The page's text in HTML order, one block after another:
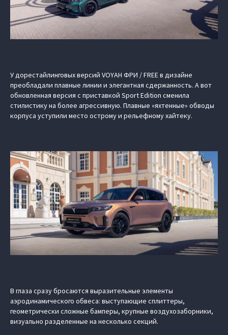
У дорестайлинговых версий VOYAH ФРИ / FREE в дизайне
преобладали плавные линии и элегантная сдержанность. А вот
обновленная версия с приставкой Sport Edition сменила
стилистику на более агрессивную. Плавные «яхтенные» обводы
корпуса уступили место острому и рельефному хайтеку.
В глаза сразу бросаются выразительные элементы
аэродинамического обвеса: выступающие сплиттеры,
геометрически сложные бамперы, крупные воздухозаборники,
визуально разделенные на несколько секций.